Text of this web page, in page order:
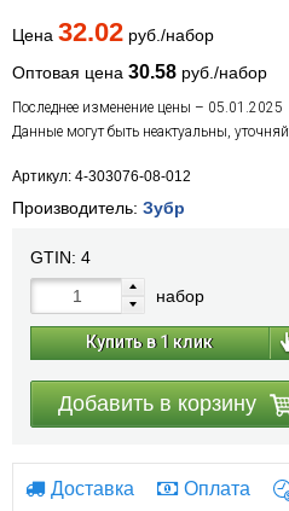
Цена 32.02 руб./набор
Оптовая цена 30.58 руб./набор
Последнее изменение цены – 05.01.2025
Данные могут быть неактуальны,
Артикул: 4-303076-08-012
Производитель: Зубр
GTIN: 4
набор
Купить в 1 клик
Добавить в корзину
Доставка Оплата